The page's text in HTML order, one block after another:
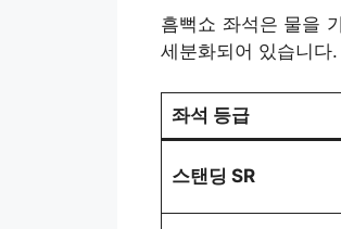
흠뻑쇼 좌석은 물을
세분화되어 있습니다.
좌석 등급
스탠딩 SR